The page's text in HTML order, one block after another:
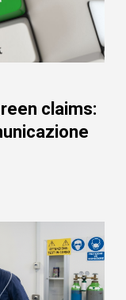
claims: